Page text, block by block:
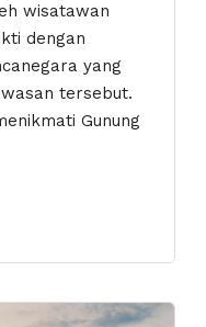
wisatawan
dengan
yang
tersebut.
Gunung